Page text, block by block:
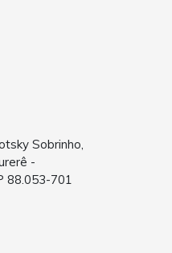
Sobrinho,
-
88.053-701